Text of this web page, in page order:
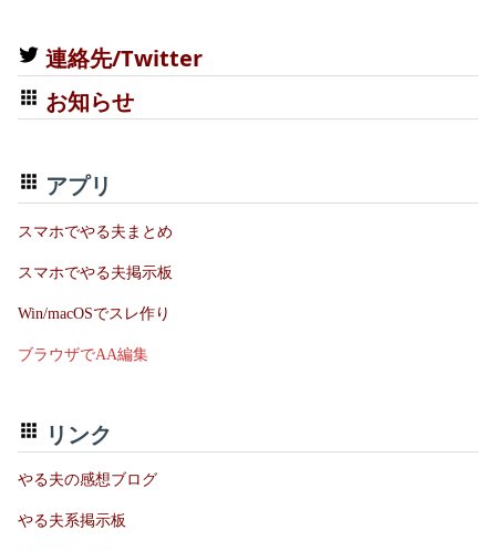
連絡先/Twitter
お知らせ
アプリ
スマホでやる夫まとめ
スマホでやる夫掲示板
Win/macOSでスレ作り
ブラウザでAA編集
リンク
やる夫の感想ブログ
やる夫系掲示板